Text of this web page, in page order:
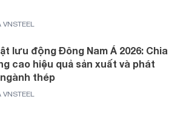
lưu động Đông Nam Á 2026: Chia
cao hiệu quả sản xuất và phát
thép